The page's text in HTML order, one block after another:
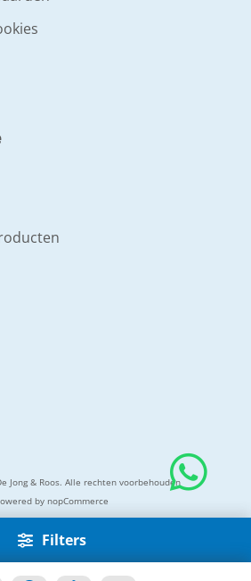
Filters
Jong & Roos. Alle rechten voorbehouden
by nopCommerce